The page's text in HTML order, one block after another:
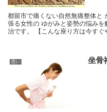
都留市で痛くない自然無痛整体と
張る女性の ゆがみと姿勢の悩み
治です。 【こんな座り方は今すぐ
思い 坐骨